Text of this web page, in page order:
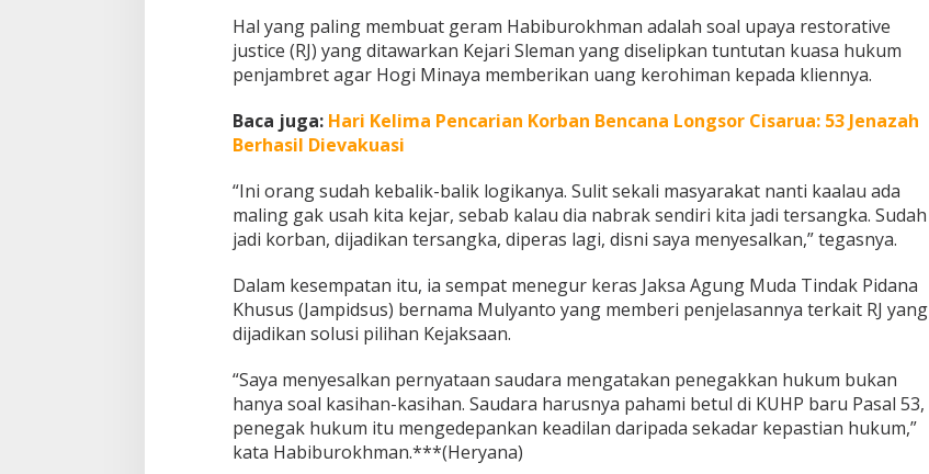
Hal yang paling membuat geram Habiburokhman adalah soal upaya restorative
justice (RJ) yang ditawarkan Kejari Sleman yang diselipkan tuntutan kuasa hukum
penjambret agar Hogi Minaya memberikan uang kerohiman kepada kliennya.
Baca juga: Hari Kelima Pencarian Korban Bencana Longsor Cisarua: 53 Jenazah
Berhasil Dievakuasi
“Ini orang sudah kebalik-balik logikanya. Sulit sekali masyarakat nanti kaalau ada
maling gak usah kita kejar, sebab kalau dia nabrak sendiri kita jadi tersangka. Sudah
jadi korban, dijadikan tersangka, diperas lagi, disni saya menyesalkan,” tegasnya.
Dalam kesempatan itu, ia sempat menegur keras Jaksa Agung Muda Tindak Pidana
Khusus (Jampidsus) bernama Mulyanto yang memberi penjelasannya terkait RJ yang
dijadikan solusi pilihan Kejaksaan.
“Saya menyesalkan pernyataan saudara mengatakan penegakkan hukum bukan
hanya soal kasihan-kasihan. Saudara harusnya pahami betul di KUHP baru Pasal 53,
penegak hukum itu mengedepankan keadilan daripada sekadar kepastian hukum,”
kata Habiburokhman.***(Heryana)